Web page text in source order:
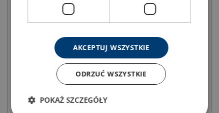
Lifting chain, grade 80,
Lifting chain, grade 100
AKCEPTUJ WSZYSTKIE
ODRZUĆ WSZYSTKIE
POKAŻ SZCZEGÓŁY